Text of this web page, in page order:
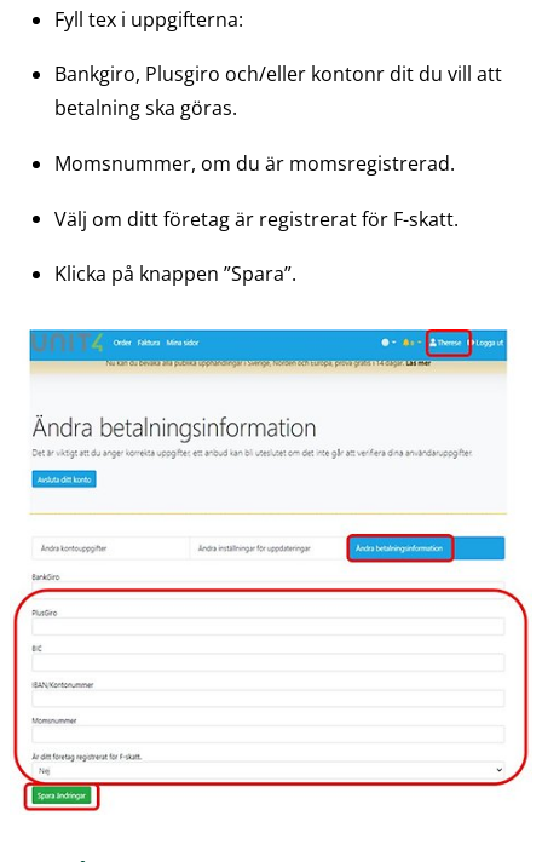
Fyll tex i uppgifterna:
Bankgiro, Plusgiro och/eller kontonr dit du vill att
betalning ska göras.
Momsnummer, om du är momsregistrerad.
Välj om ditt företag är registrerat för F-skatt.
Klicka på knappen ”Spara”.